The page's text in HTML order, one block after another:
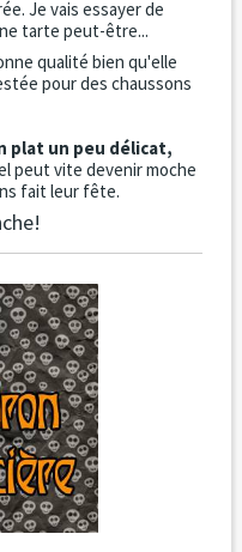
Je vais essayer de
tarte peut-être...
qualité bien qu'elle
pour des chaussons
plat un peu délicat,
peut vite devenir moche
fait leur fête.